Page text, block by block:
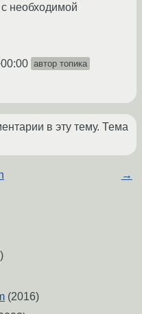
необходимой
автор топика
в эту тему. Тема
→
(2016)